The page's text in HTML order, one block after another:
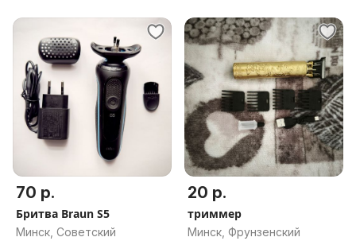
70 р.
Бритва Braun S5
Минск, Советский
20 р.
триммер
Минск, Фрунзенский